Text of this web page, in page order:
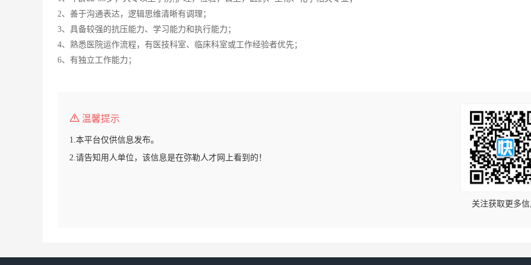
2、善于沟通表达，逻辑思维清晰有调理；
3、具备较强的抗压能力、学习能力和执行能力；
4、熟悉医院运作流程，有医技科室、临床科室或工作经验者优先；
6、有独立工作能力；
温馨提示
1.本平台仅供信息发布。
2.请告知用人单位，该信息是在弥勒人才网上看到的！
关注获取更多